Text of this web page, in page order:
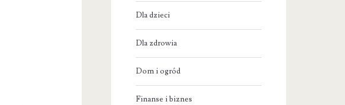
Dla dzieci
Dla zdrowia
Dom i ogród
Finanse i biznes